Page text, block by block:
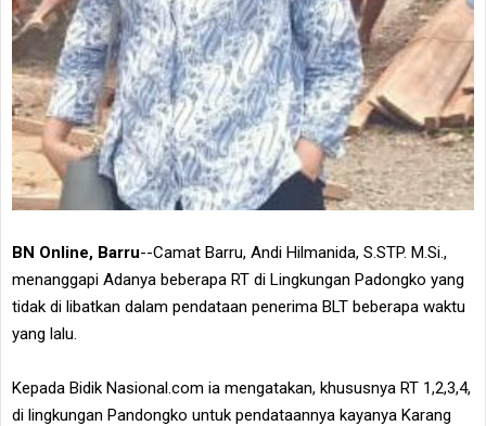
BN Online, Barru--Camat Barru, Andi Hilmanida, S.STP. M.Si.,
menanggapi Adanya beberapa RT di Lingkungan Padongko yang
tidak di libatkan dalam pendataan penerima BLT beberapa waktu
yang lalu.
Kepada Bidik Nasional.com ia mengatakan, khususnya RT 1,2,3,4,
di lingkungan Pandongko untuk pendataannya kayanya Karang